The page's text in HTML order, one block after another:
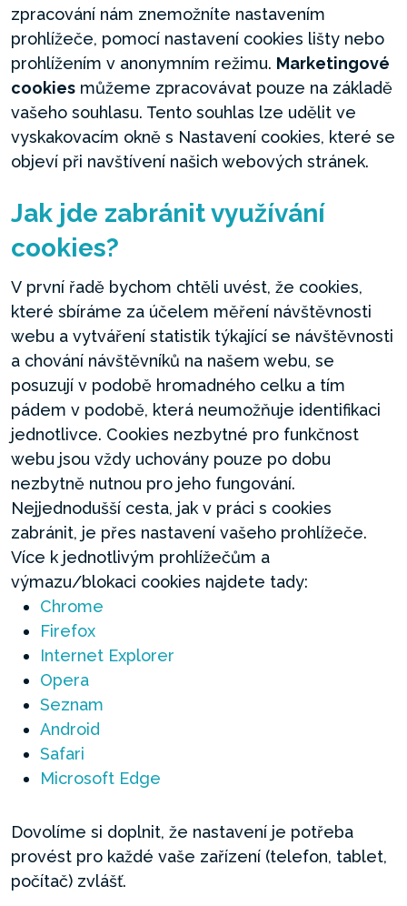
zpracování nám znemožníte nastavením
prohlížeče, pomocí nastavení cookies lišty nebo
prohlížením v anonymním režimu. Marketingové
cookies můžeme zpracovávat pouze na základě
vašeho souhlasu. Tento souhlas lze udělit ve
vyskakovacím okně s Nastavení cookies, které se
objeví při navštívení našich webových stránek.
Jak jde zabránit využívání
cookies?
V první řadě bychom chtěli uvést, že cookies,
které sbíráme za účelem měření návštěvnosti
webu a vytváření statistik týkající se návštěvnosti
a chování návštěvníků na našem webu, se
posuzují v podobě hromadného celku a tím
pádem v podobě, která neumožňuje identifikaci
jednotlivce. Cookies nezbytné pro funkčnost
webu jsou vždy uchovány pouze po dobu
nezbytně nutnou pro jeho fungování.
Nejjednodušší cesta, jak v práci s cookies
zabránit, je přes nastavení vašeho prohlížeče.
Více k jednotlivým prohlížečům a
výmazu/blokaci cookies najdete tady:
Chrome
Firefox
Internet Explorer
Opera
Seznam
Android
Safari
Microsoft Edge
Dovolíme si doplnit, že nastavení je potřeba
provést pro každé vaše zařízení (telefon, tablet,
počítač) zvlášť.